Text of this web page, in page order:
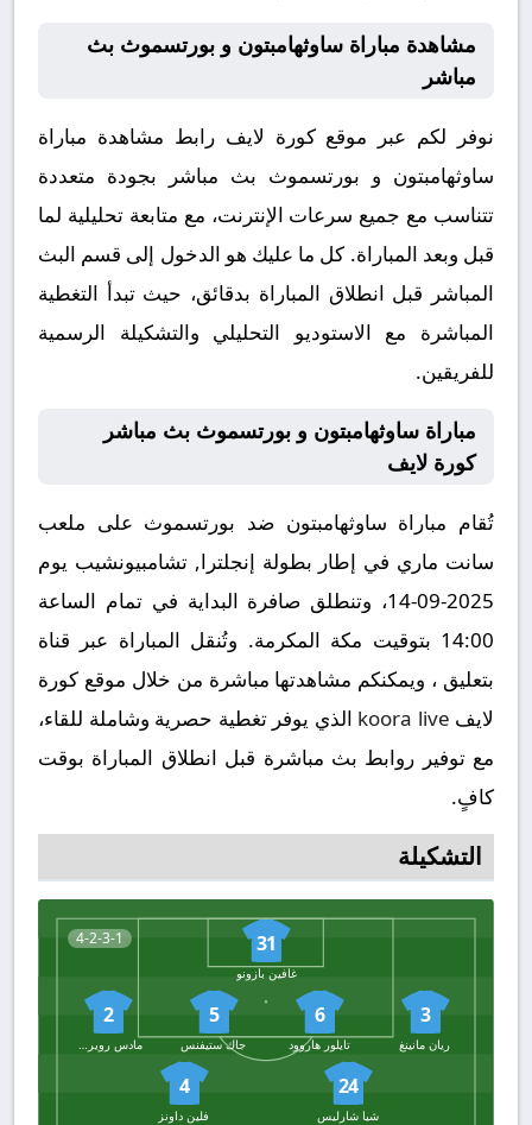
مشاهدة مباراة ساوثهامبتون و بورتسموث بث
مباشر
نوفر لكم عبر موقع كورة لايف رابط مشاهدة مباراة
ساوثهامبتون و بورتسموث بث مباشر بجودة متعددة
تتناسب مع جميع سرعات الإنترنت، مع متابعة تحليلية لما
قبل وبعد المباراة. كل ما عليك هو الدخول إلى قسم البث
المباشر قبل انطلاق المباراة بدقائق، حيث تبدأ التغطية
المباشرة مع الاستوديو التحليلي والتشكيلة الرسمية
للفريقين.
مباراة ساوثهامبتون و بورتسموث بث مباشر
كورة لايف
تُقام مباراة ساوثهامبتون ضد بورتسموث على ملعب
سانت ماري في إطار بطولة إنجلترا, تشامبيونشيب يوم
2025-09-14، وتنطلق صافرة البداية في تمام الساعة
14:00 بتوقيت مكة المكرمة. وتُنقل المباراة عبر قناة
بتعليق ، ويمكنكم مشاهدتها مباشرة من خلال موقع كورة
لايف koora live الذي يوفر تغطية حصرية وشاملة للقاء،
مع توفير روابط بث مباشرة قبل انطلاق المباراة بوقت
كافٍ.
التشكيلة
4-2-3-1 31
غافين بازونو
3
ريان مانينغ
6
تايلور هاروود
5
جاك ستيفنس
2
مادس رويرسليف
24
شيا شارليس
4
فلين داونز